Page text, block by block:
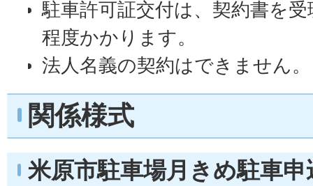
駐車許可証交付は、契約書を
程度かかります。
法人名義の契約はできません。
関係様式
米原市駐車場月きめ駐車申